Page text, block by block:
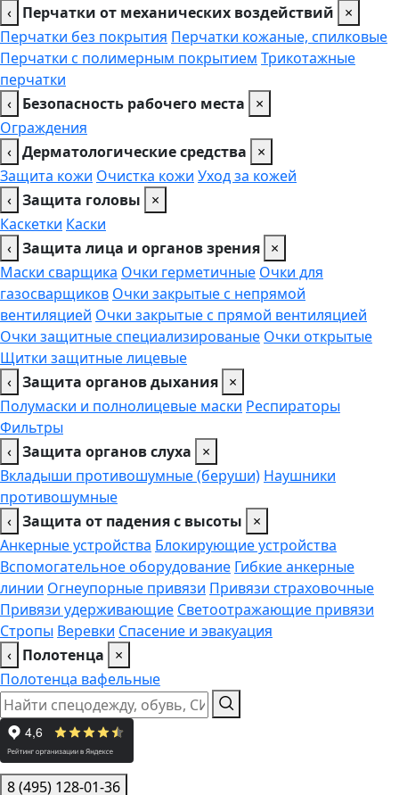
‹ Перчатки от механических воздействий
×
Перчатки без покрытия Перчатки кожаные, спилковые
Перчатки с полимерным покрытием Трикотажные
перчатки
‹ Безопасность рабочего места
×
Ограждения
‹ Дерматологические средства
×
Защита кожи Очистка кожи Уход за кожей
‹ Защита головы
×
Каскетки Каски
‹ Защита лица и органов зрения ×
Маски сварщика Очки герметичные Очки для
газосварщиков Очки закрытые с непрямой
вентиляцией Очки закрытые с прямой вентиляцией
Очки защитные специализированые Очки открытые
Щитки защитные лицевые
‹ Защита органов дыхания ×
Полумаски и полнолицевые маски Респираторы
Фильтры
‹ Защита органов слуха
×
Вкладыши противошумные (беруши) Наушники
противошумные
‹ Защита от падения с высоты
×
Анкерные устройства Блокирующие устройства
Вспомогательное оборудование Гибкие анкерные
линии Огнеупорные привязи Привязи страховочные
Привязи удерживающие Светоотражающие привязи
Стропы Веревки Спасение и эвакуация
‹ Полотенца
×
Полотенца вафельные
8 (495) 128-01-36